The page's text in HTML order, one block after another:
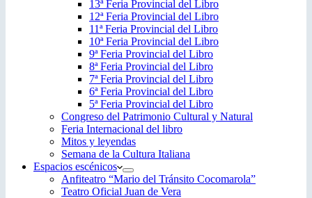
13ª Feria Provincial del Libro
12ª Feria Provincial del Libro
11ª Feria Provincial del Libro
10ª Feria Provincial del Libro
9ª Feria Provincial del Libro
8ª Feria Provincial del Libro
7ª Feria Provincial del Libro
6ª Feria Provincial del Libro
5ª Feria Provincial del Libro
Congreso del Patrimonio Cultural y Natural
Feria Internacional del libro
Mitos y leyendas
Semana de la Cultura Italiana
Espacios escénicos
Anfiteatro “Mario del Tránsito Cocomarola”
Teatro Oficial Juan de Vera